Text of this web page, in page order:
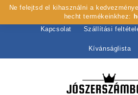
Kezdőlap Rólunk Webshop
Kapcsolat Szállítási
Kívánságlista
Ne felejtsd el kihasználni a
hecht termékeinkhez: